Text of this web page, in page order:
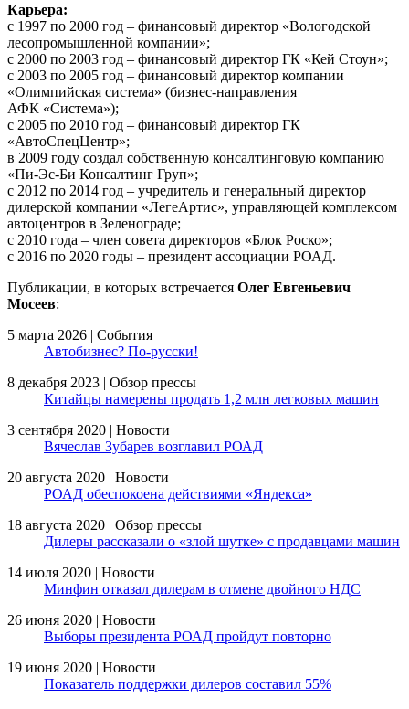
Карьера:
с 1997 по 2000 год – финансовый директор «Вологодской
лесопромышленной компании»;
с 2000 по 2003 год – финансовый директор ГК «Кей Стоун»;
с 2003 по 2005 год – финансовый директор компании
«Олимпийская система» (бизнес-направления
АФК «Система»);
с 2005 по 2010 год – финансовый директор ГК
«АвтоСпецЦентр»;
в 2009 году создал собственную консалтинговую компанию
«Пи-Эс-Би Консалтинг Груп»;
с 2012 по 2014 год – учредитель и генеральный директор
дилерской компании «ЛегеАртис», управляющей комплексом
автоцентров в Зеленограде;
с 2010 года – член совета директоров «Блок Роско»;
с 2016 по 2020 годы – президент ассоциации РОАД.
Публикации, в которых встречается Олег Евгеньевич
Мосеев:
5 марта 2026 | События
Автобизнес? По-русски!
8 декабря 2023 | Обзор прессы
Китайцы намерены продать 1,2 млн легковых машин
3 сентября 2020 | Новости
Вячеслав Зубарев возглавил РОАД
20 августа 2020 | Новости
РОАД обеспокоена действиями «Яндекса»
18 августа 2020 | Обзор прессы
Дилеры рассказали о «злой шутке» с продавцами машин
14 июля 2020 | Новости
Минфин отказал дилерам в отмене двойного НДС
26 июня 2020 | Новости
Выборы президента РОАД пройдут повторно
19 июня 2020 | Новости
Показатель поддержки дилеров составил 55%